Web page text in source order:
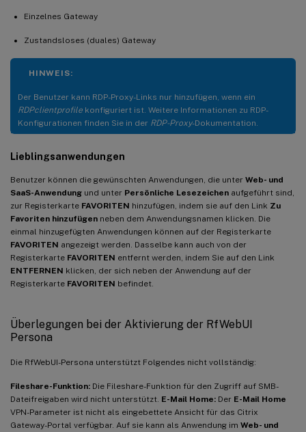
Einzelnes Gateway
Zustandsloses (duales) Gateway
HINWEIS:
Der Benutzer kann RDP-Proxy-Links nur hinzufügen, wenn ein
RDPclientprofile konfiguriert ist. Weitere Informationen zu RDP-
Konfigurationen finden Sie in der RDP-Proxy-Dokumentation.
Lieblingsanwendungen
Benutzer können die gewünschten Anwendungen, die unter Web- und
SaaS-Anwendung und unter Persönliche Lesezeichen aufgeführt sind,
zur Registerkarte FAVORITEN hinzufügen, indem sie auf den Link Zu
Favoriten hinzufügen neben dem Anwendungsnamen klicken. Die
einmal hinzugefügten Anwendungen können auf der Registerkarte
FAVORITEN angezeigt werden. Dasselbe kann auch von der
Registerkarte FAVORITEN entfernt werden, indem Sie auf den Link
ENTFERNEN klicken, der sich neben der Anwendung auf der
Registerkarte FAVORITEN befindet.
Überlegungen bei der Aktivierung der RfWebUI
Persona
Die RfWebUI-Persona unterstützt Folgendes nicht vollständig:
Fileshare-Funktion: Die Fileshare-Funktion für den Zugriff auf SMB-
Dateifreigaben wird nicht unterstützt. E-Mail Home: Der E-Mail Home
VPN-Parameter ist nicht als eingebettete Ansicht für das Citrix
Gateway-Portal verfügbar. Auf sie kann als Anwendung im Web- und